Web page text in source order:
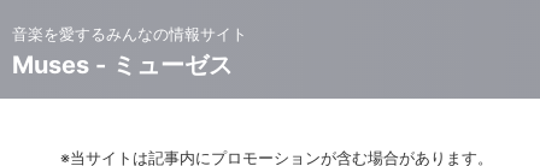
音楽を愛するみんなの情報サイト
Muses - ミューゼス
※当サイトは記事内にプロモーションが含む場合があります。